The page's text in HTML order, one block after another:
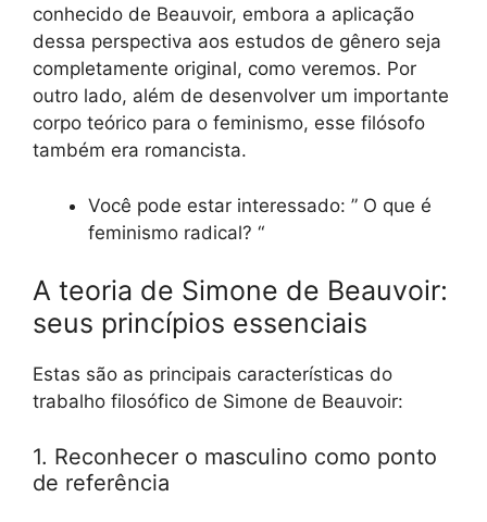
conhecido de Beauvoir, embora a aplicação
dessa perspectiva aos estudos de gênero seja
completamente original, como veremos. Por
outro lado, além de desenvolver um importante
corpo teórico para o feminismo, esse filósofo
também era romancista.
Você pode estar interessado: ” O que é
feminismo radical? “
A teoria de Simone de Beauvoir:
seus princípios essenciais
Estas são as principais características do
trabalho filosófico de Simone de Beauvoir:
1. Reconhecer o masculino como ponto
de referência